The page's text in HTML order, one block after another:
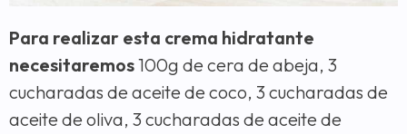
Para realizar esta crema hidratante
necesitaremos100g de cera de abeja, 3
cucharadas de aceite de coco, 3 cucharadas de
aceite de oliva, 3 cucharadas de aceite de